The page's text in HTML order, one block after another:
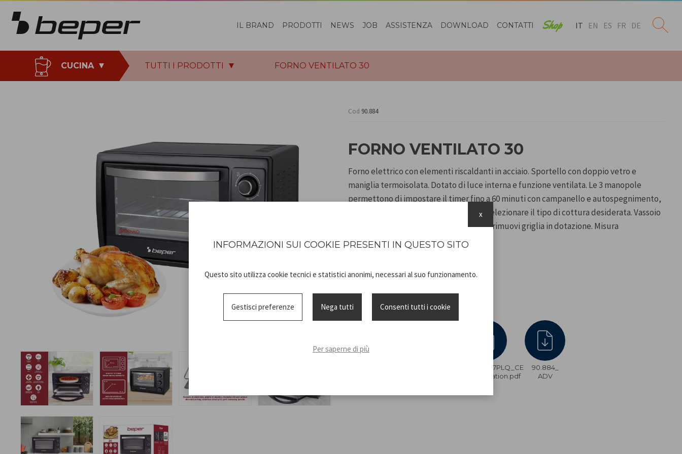
IL BRAND PRODOTTI NEWS JOB ASSISTENZA DOWNLOAD CONTATTI Shop IT EN ES FR DE
CUCINA TUTTI I PRODOTTI FORNO VENTILATO 30
Cod 90.884
FORNO VENTILATO 30
Forno elettrico con elementi riscaldanti in acciaio. Sportello con doppio vetro e
maniglia termoisolata. Dotato di luce interna e funzione ventilata. Le 3 manopole
permettono di impostare il timer fino a 60 minuti con campanello e autospegnimento,
regolare la temperatura fino a 230°C e selezionare il tipo di cottura desiderata. Vassoio
in alluminio, griglia in acciaio e maniglia rimuovi griglia in dotazione. Misura
prodotto: 46x37,5x27,5 cm
B073B67PLQ_CE
Declaration.pdf
90.884_
ADV
INFORMAZIONI SUI COOKIE PRESENTI IN QUESTO SITO
Questo sito utilizza cookie tecnici e statistici anonimi, necessari al suo funzionamento.
Gestisci preferenze Nega tutti Consenti tutti i cookie
Per saperne di più
x